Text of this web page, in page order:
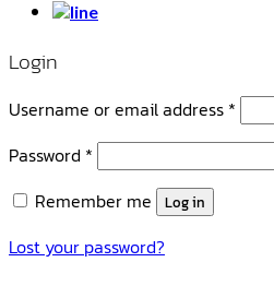
Login
Username or email address *
Password *
Remember me
Log in
Lost your password?